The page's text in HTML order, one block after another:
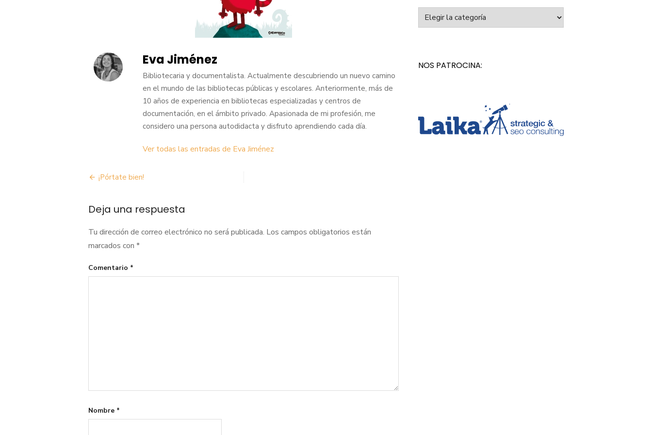
Eva Jiménez
Bibliotecaria y documentalista. Actualmente descubriendo un nuevo camino
en el mundo de las bibliotecas públicas y escolares. Anteriormente, más de
10 años de experiencia en bibliotecas especializadas y centros de
documentación, en el ámbito privado. Apasionada de mi profesión, me
considero una persona autodidacta y disfruto aprendiendo cada día.
Ver todas las entradas de Eva Jiménez
Navegación
entradas
¡Pórtate bien!
Deja una respuesta
Tu dirección de correo electrónico no será publicada. Los campos obligatorios están
marcados con *
Comentario *
Nombre *
NOS PATROCINA: